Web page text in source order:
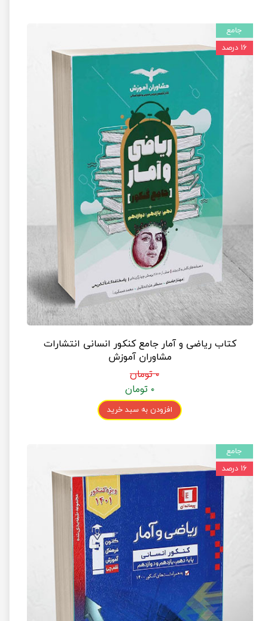
کتاب ریاضی و آمار جامع کنکور انسانی انتشارات
مشاوران آموزش
۰ تومان
۰ تومان
افزودن به سبد خرید
جامع
۱۶ درصد
جامع
۱۶ درصد